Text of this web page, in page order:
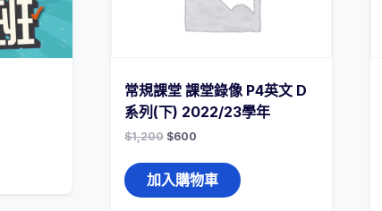
常規課堂 課堂錄像 P4英文 D
系列(下) 2022/23學年
$1,200 $600
加入購物車